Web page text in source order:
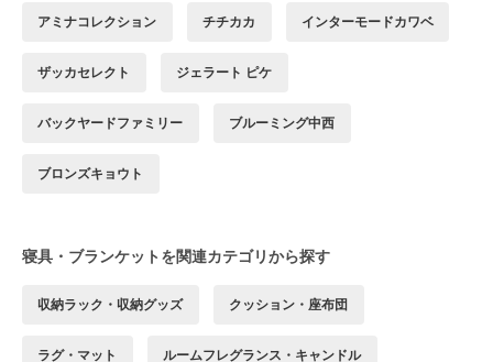
アミナコレクション チチカカ インターモードカワベ
ザッカセレクト ジェラート ピケ
バックヤードファミリー ブルーミング中西
ブロンズキョウト
寝具・ブランケットを関連カテゴリから探す
収納ラック・収納グッズ クッション・座布団
ラグ・マット ルームフレグランス・キャンドル